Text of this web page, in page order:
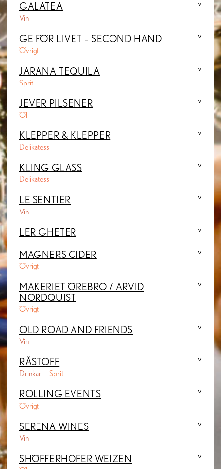
GALATEA
Vin
GE FÖR LIVET – SECOND HAND
Övrigt
JARANA TEQUILA
Sprit
JEVER PILSENER
Öl
KLEPPER & KLEPPER
Delikatess
KLING GLASS
Delikatess
LE SENTIER
Vin
LERIGHETER
MAGNERS CIDER
Övrigt
MAKERIET ÖREBRO / ARVID
NORDQUIST
Övrigt
OLD ROAD AND FRIENDS
Vin
RÅSTOFF
Drinkar Sprit
ROLLING EVENTS
Övrigt
SERENA WINES
Vin
SHÖFFERHOFER WEIZEN